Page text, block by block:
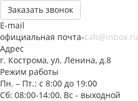
Заказать звонок
E-mail
официальная почта-cah@inbox.ru
Адрес
г. Кострома, ул. Ленина, д.8
Режим работы
Пн. – Пт.: с 8:00 до 19:00
Сб: 08:00-14:00, Вс - выходной